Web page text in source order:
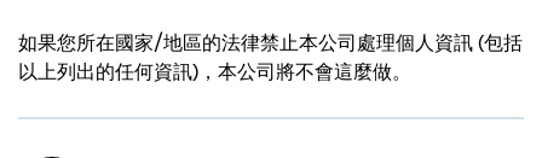
如果您所在國家/地區的法律禁止本公司處理個人資訊 (包括
以上列出的任何資訊)，本公司將不會這麼做。